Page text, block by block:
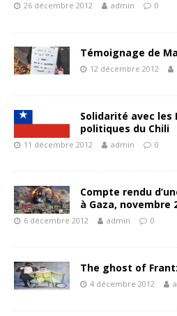
26 décembre 2012 admin 0
Témoignage de
12 décembre 2012
Solidarité avec les
politiques du Chili
11 décembre 2012 admin 0
Compte rendu
à Gaza, novembre
6 décembre 2012 admin 0
The ghost of
4 décembre 2012